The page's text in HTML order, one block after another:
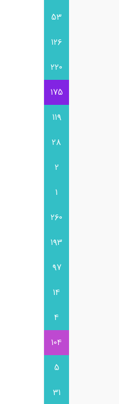
53
126
220
175
119
28
2
1
260
193
97
14
4
104
5
31